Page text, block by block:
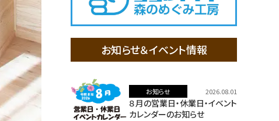
お知らせ＆イベント情報
お知らせ 2026.08.01
８月の営業日・休業日・イベント
カレンダーのお知らせ